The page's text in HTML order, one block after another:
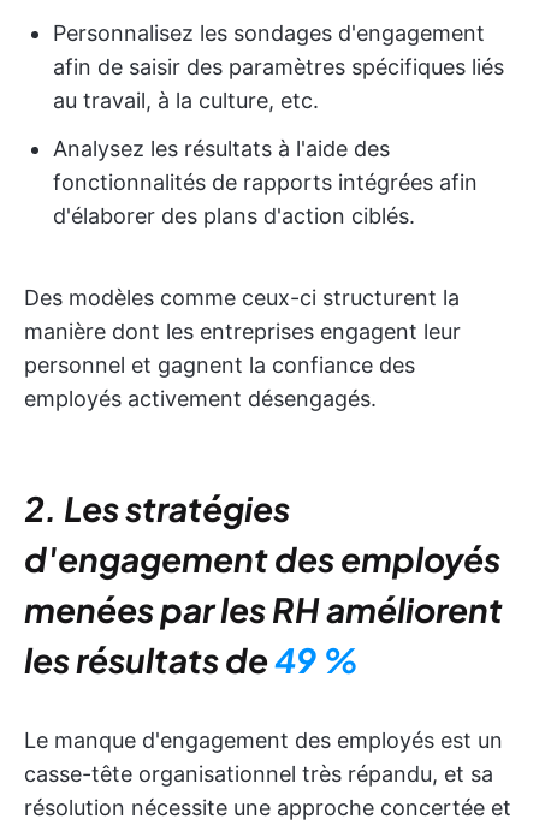
Personnalisez les sondages d'engagement
afin de saisir des paramètres spécifiques liés
au travail, à la culture, etc.
Analysez les résultats à l'aide des
fonctionnalités de rapports intégrées afin
d'élaborer des plans d'action ciblés.
Des modèles comme ceux-ci structurent la
manière dont les entreprises engagent leur
personnel et gagnent la confiance des
employés activement désengagés.
2. Les stratégies
d'engagement des employés
menées par les RH améliorent
les résultats de49 %
Le manque d'engagement des employés est un
casse-tête organisationnel très répandu, et sa
résolution nécessite une approche concertée et